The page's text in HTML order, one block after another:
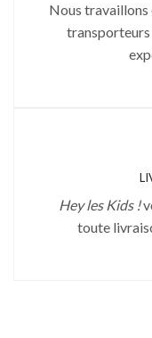
Nous
Hey les Kids !
toute